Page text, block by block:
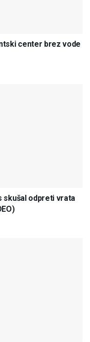
center brez vode
skušal odpreti vrata